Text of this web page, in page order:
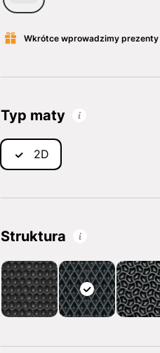
Wkrótce wprowadzimy prezenty
Typ maty
2D
Struktura